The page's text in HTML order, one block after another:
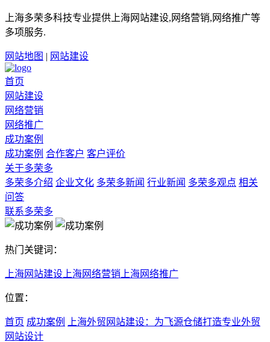
上海多荣多科技专业提供上海网站建设,网络营销,网络推广等
多项服务.
网站地图 | 网站建设
首页
网站建设
网络营销
网络推广
成功案例
成功案例 合作客户 客户评价
关于多荣多
多荣多介绍 企业文化 多荣多新闻 行业新闻 多荣多观点 相关
问答
联系多荣多
热门关键词：
上海网站建设 上海网络营销 上海网络推广
位置：
首页 成功案例
上海外贸网站建设：为飞源仓储打造专业外贸
网站设计